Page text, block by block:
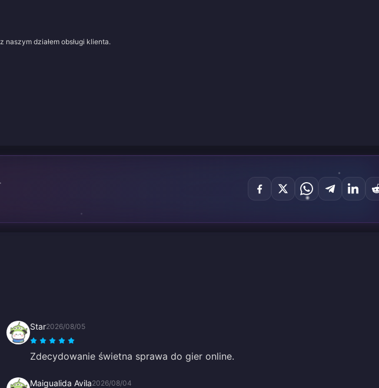
działem obsługi klienta.
Star2026/08/05
Zdecydowanie świetna sprawa do gier online.
Maigualida Avila2026/08/04